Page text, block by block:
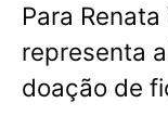
Para
representa
doação de